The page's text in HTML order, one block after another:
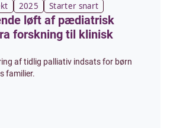
2025 Starter snart
løft af pædiatrisk
forskning til klinisk
af tidlig palliativ indsats for børn
familier.